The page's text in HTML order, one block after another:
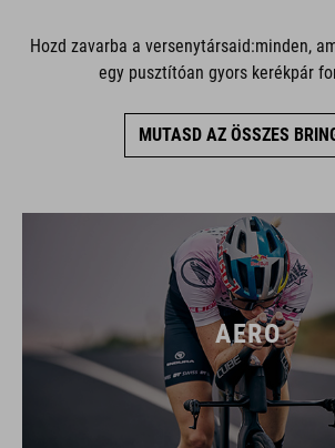
Hozd zavarba a versenytársaid:minden,
egy pusztítóan gyors kerékpár
MUTASD AZ ÖSSZES
AERO